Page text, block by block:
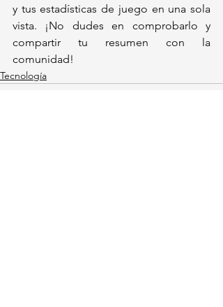
y tus estadísticas de juego en una sola
vista. ¡No dudes en comprobarlo y
compartir tu resumen con la
comunidad!
Tecnología